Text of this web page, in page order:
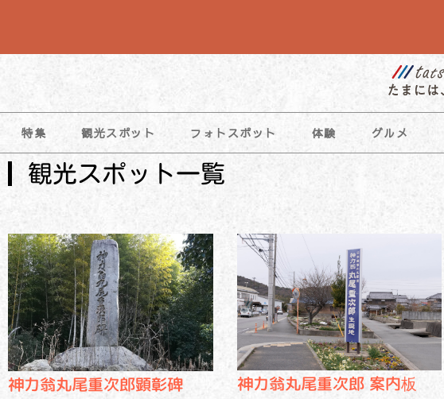
特集 観光スポット フォトスポット 体験 グルメ
観光スポット一覧
神力翁丸尾重次郎顕彰碑 神力翁丸尾重次郎 案内板